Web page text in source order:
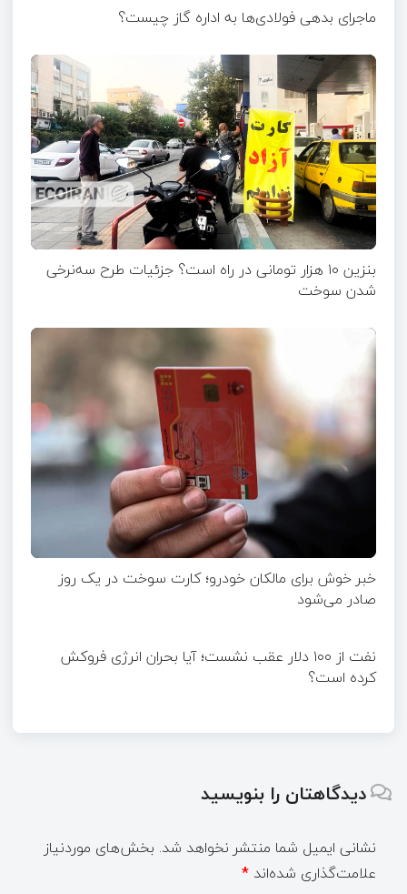
ماجرای بدهی فولادی‌ها به اداره گاز چیست؟
بنزین ۱۰ هزار تومانی در راه است؟ جزئیات طرح سه‌نرخی
شدن سوخت
خبر خوش برای مالکان خودرو؛ کارت سوخت در یک روز
صادر می‌شود
نفت از ۱۰۰ دلار عقب نشست؛ آیا بحران انرژی فروکش
کرده است؟
دیدگاهتان را بنویسید
نشانی ایمیل شما منتشر نخواهد شد. بخش‌های موردنیاز
علامت‌گذاری شده‌اند *